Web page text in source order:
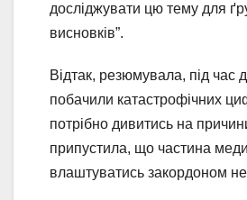
досліджувати цю тему для
висновків”.
Відтак, резюмувала, під час
побачили катастрофічних
потрібно дивитись на
припустила, що частина
влаштуватись закордоном